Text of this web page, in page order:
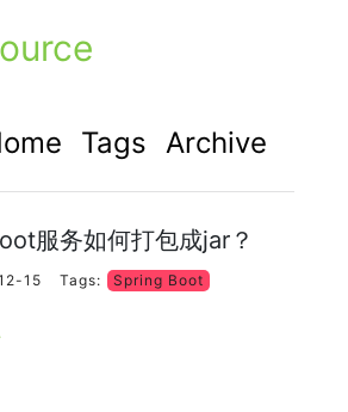
Tags Archive
服务如何打包成jar？
15 Tags: Spring Boot